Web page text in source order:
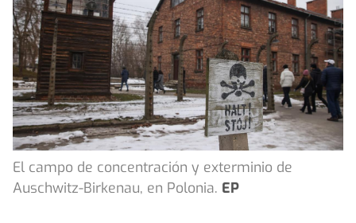
El campo de concentración y exterminio de
Auschwitz-Birkenau, en Polonia. EP